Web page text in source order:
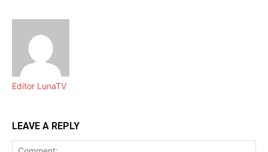
Editor LunaTV
LEAVE A REPLY